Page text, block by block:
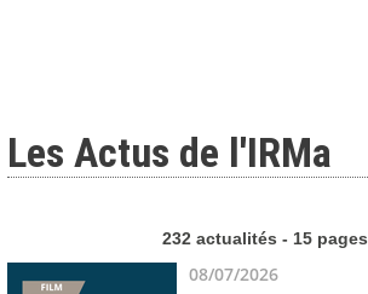
Les Actus de l'IRMa
232 actualités - 15 pages
08/07/2026